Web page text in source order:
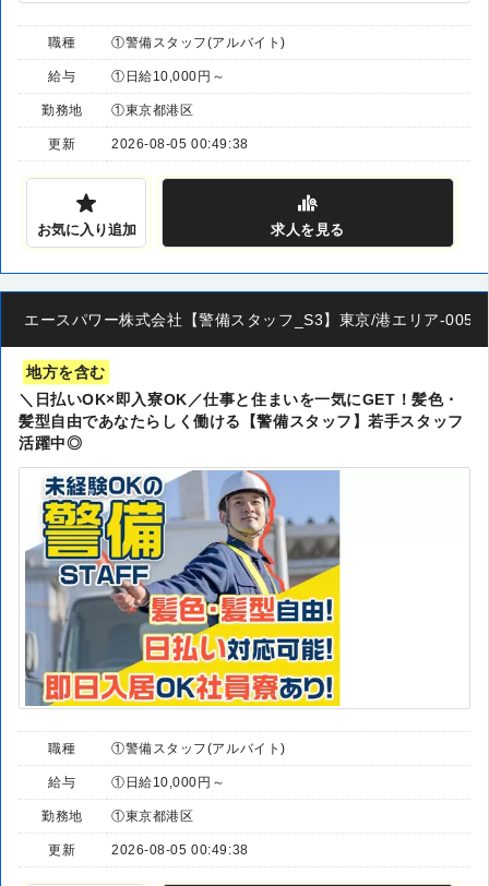
職種 ①警備スタッフ(アルバイト)
給与 ①日給10,000円～
勤務地 ①東京都港区
更新 2026-08-05 00:49:38
お気に入り追加 求人 を見る
エースパワー株式会社【警備スタッフ_S3】東京/港エリア-005
地方を含む
＼日払いOK×即入寮OK／仕事と住まいを一気にGET！髪色・
髪型自由であなたらしく働ける【警備スタッフ】若手スタッフ
活躍中◎
職種 ①警備スタッフ(アルバイト)
給与 ①日給10,000円～
勤務地 ①東京都港区
更新 2026-08-05 00:49:38